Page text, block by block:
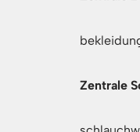
Zentrale